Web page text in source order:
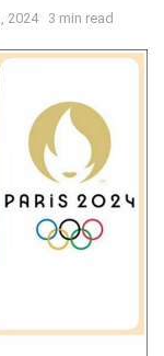
2024 3 min read